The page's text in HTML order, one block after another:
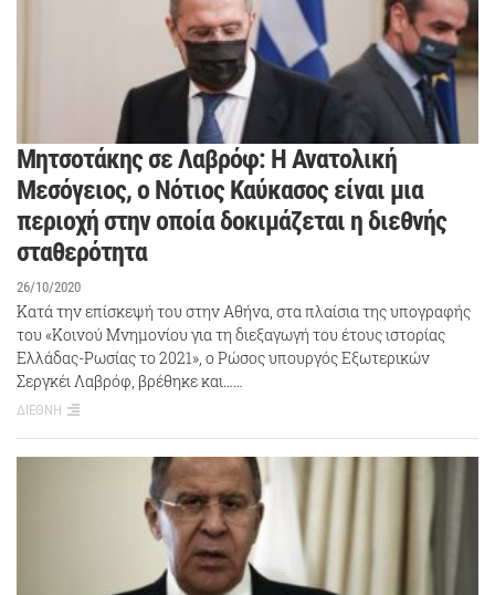
Μητσοτάκης σε Λαβρόφ: Η Ανατολική
Μεσόγειος, ο Νότιος Καύκασος είναι μια
περιοχή στην οποία δοκιμάζεται η διεθνής
σταθερότητα
26/10/2020
Κατά την επίσκεψή του στην Αθήνα, στα πλαίσια της υπογραφής
του «Κοινού Μνημονίου για τη διεξαγωγή του έτους ιστορίας
Ελλάδας-Ρωσίας το 2021», ο Ρώσος υπουργός Εξωτερικών
Σεργκέι Λαβρόφ, βρέθηκε και……
ΔΙΕΘΝΗ